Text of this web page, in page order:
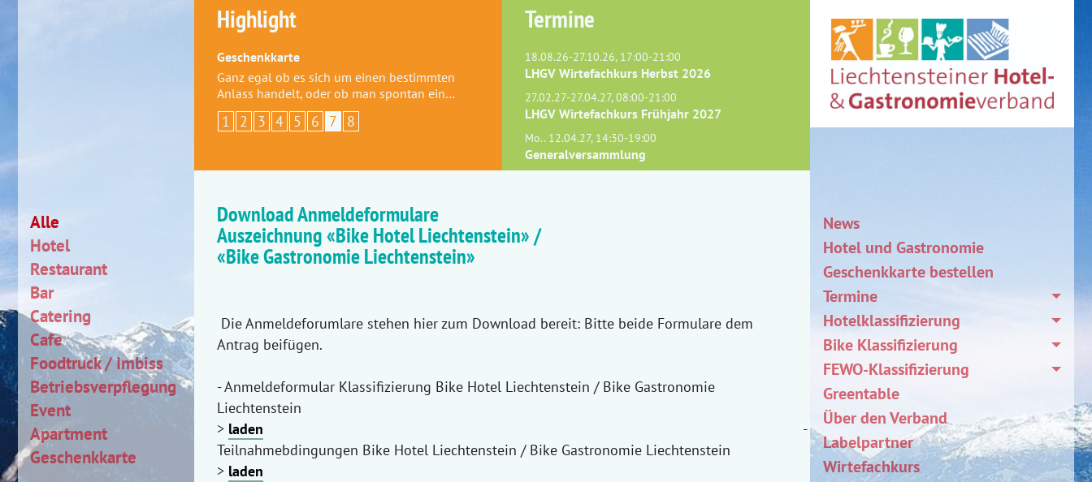
Alle
Hotel
Restaurant
Bar
Catering
Cafe
Foodtruck / Imbiss
Betriebsverpflegung
Event
Apartment
Geschenkkarte
Highlight
Geschenkkarte
Ganz egal ob es sich um einen bestimmten
Anlass handelt, oder ob man spontan ein…
1 2 3 4 5 6 7 8
Termine
18.08.26-27.10.26, 17:00-21:00
LHGV Wirtefachkurs Herbst 2026
27.02.27-27.04.27, 08:00-21:00
LHGV Wirtefachkurs Frühjahr 2027
Mo.. 12.04.27, 14:30-19:00
Generalversammlung
Download Anmeldeformulare
Auszeichnung «Bike Hotel Liechtenstein» /
«Bike Gastronomie Liechtenstein»
Die Anmeldeforumlare stehen hier zum Download bereit: Bitte beide Formulare dem
Antrag beifügen.
- Anmeldeformular Klassifizierung Bike Hotel Liechtenstein / Bike Gastronomie
Liechtenstein
> laden -
Teilnahmebdingungen Bike Hotel Liechtenstein / Bike Gastronomie Liechtenstein
> laden
News
Hotel und Gastronomie
Geschenkkarte bestellen
Termine
Hotelklassifizierung
Bike Klassifizierung
FEWO-Klassifizierung
Greentable
Über den Verband
Labelpartner
Wirtefachkurs